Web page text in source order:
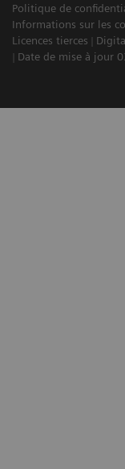
Politique de
Informations sur les
Licences tierces
Date de mise à jour